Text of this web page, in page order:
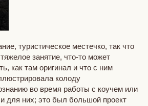
туристическое местечко, так что
занятие, что-то может
как там оригинал и что с ним
колоду
во время работы с коучем или
для них; это был большой проект